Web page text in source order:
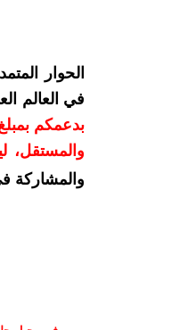
الحوار
في العالم
والمستقل،
والمشاركة